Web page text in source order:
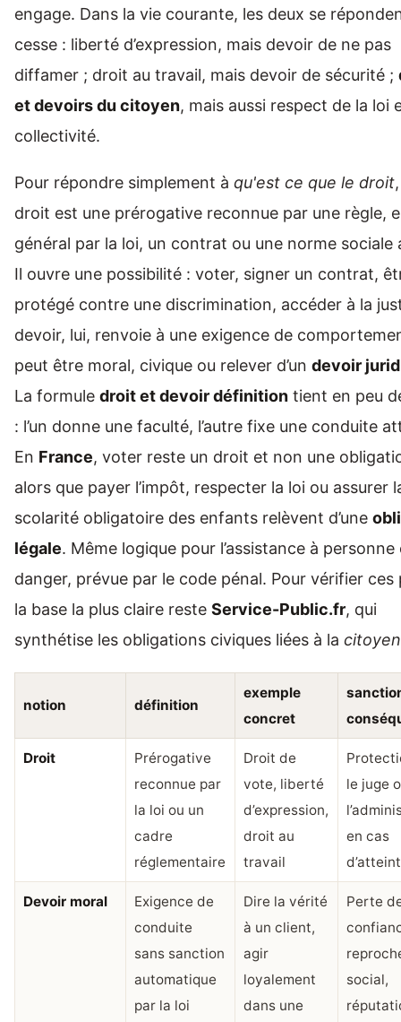
engage. Dans la vie courante, les deux se
cesse : liberté d’expression, mais devoir de ne pas
diffamer ; droit au travail, mais devoir de sécurité ;
et devoirs du citoyen, mais aussi respect de la loi
collectivité.
Pour répondre simplement à qu'est ce que le droit
droit est une prérogative reconnue par une règle,
général par la loi, un contrat ou une norme sociale
Il ouvre une possibilité : voter, signer un contrat,
protégé contre une discrimination, accéder à la
devoir, lui, renvoie à une exigence de
peut être moral, civique ou relever d’un devoir
La formule droit et devoir définition tient en peu
: l’un donne une faculté, l’autre fixe une conduite
En France, voter reste un droit et non une
alors que payer l’impôt, respecter la loi ou assurer
scolarité obligatoire des enfants relèvent d’une
légale. Même logique pour l’assistance à personne
danger, prévue par le code pénal. Pour vérifier ces
la base la plus claire reste Service-Public.fr, qui
synthétise les obligations civiques liées à la
notion définition
exemple
concret
Droit
Prérogative
reconnue par
la loi ou un
cadre
réglementaire
Droit de
vote, liberté
d’expression,
droit au
travail
le juge
en cas
Devoir moral
Exigence de
conduite
sans sanction
automatique
par la loi
Dire la vérité
à un client,
agir
loyalement
dans une
Perte
social,